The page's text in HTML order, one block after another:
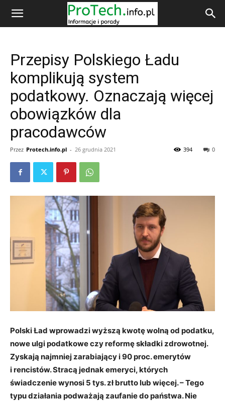
Przepisy Polskiego Ładu
komplikują system
podatkowy. Oznaczają więcej
obowiązków dla
pracodawców
Przez Protech.info.pl - 26 grudnia 2021 0
394
Polski Ład wprowadzi wyższą kwotę wolną od podatku,
nowe ulgi podatkowe czy reformę składki zdrowotnej.
Zyskają najmniej zarabiający i 90 proc. emerytów
i rencistów. Stracą jednak emeryci, których
świadczenie wynosi 5 tys. zł brutto lub więcej. – Tego
typu działania podważają zaufanie do państwa. Nie